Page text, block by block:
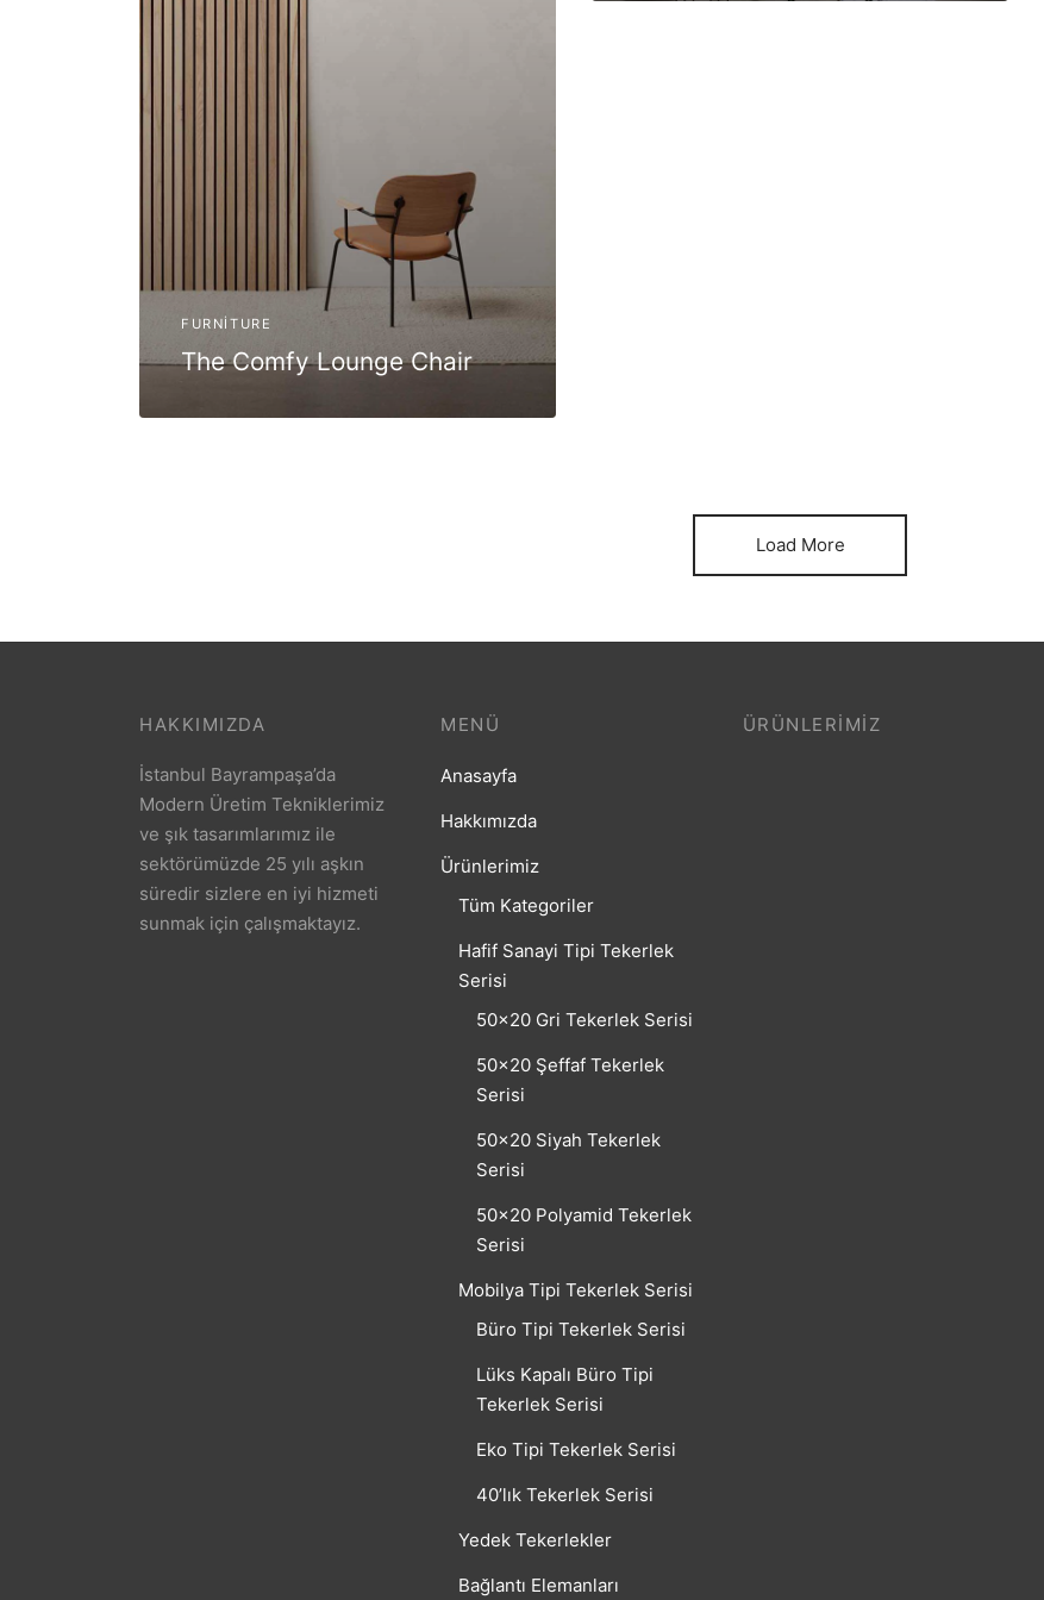
FURNITURE
The Comfy Lounge Chair
Load More
MENÜ
Anasayfa
Hakkımızda
Ürünlerimiz
Tüm Kategoriler
Hafif Sanayi Tipi Tekerlek
Serisi
50×20 Gri Tekerlek Serisi
50×20 Şeffaf Tekerlek
Serisi
50×20 Siyah Tekerlek
Serisi
50×20 Polyamid Tekerlek
Serisi
Mobilya Tipi Tekerlek Serisi
Büro Tipi Tekerlek Serisi
Lüks Kapalı Büro Tipi
Tekerlek Serisi
Eko Tipi Tekerlek Serisi
40’lık Tekerlek Serisi
Yedek Tekerlekler
Bağlantı Elemanları
ÜRÜNLERIMIZ
HAKKIMIZDA
İstanbul Bayrampaşa’da
Modern Üretim Tekniklerimiz
ve şık tasarımlarımız ile
sektörümüzde 25 yılı aşkın
süredir sizlere en iyi hizmeti
sunmak için çalışmaktayız.